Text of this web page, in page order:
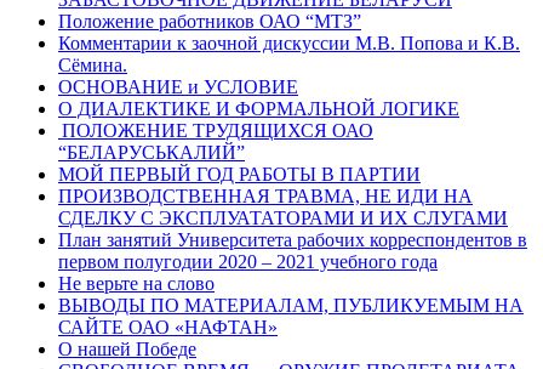
Положение работников ОАО “МТЗ”
Комментарии к заочной дискуссии М.В. Попова и К.В.
Сёмина.
ОСНОВАНИЕ и УСЛОВИЕ
О ДИАЛЕКТИКЕ И ФОРМАЛЬНОЙ ЛОГИКЕ
ПОЛОЖЕНИЕ ТРУДЯЩИХСЯ ОАО
“БЕЛАРУСЬКАЛИЙ”
МОЙ ПЕРВЫЙ ГОД РАБОТЫ В ПАРТИИ
ПРОИЗВОДСТВЕННАЯ ТРАВМА, НЕ ИДИ НА
СДЕЛКУ С ЭКСПЛУАТАТОРАМИ И ИХ СЛУГАМИ
План занятий Университета рабочих корреспондентов в
первом полугодии 2020 – 2021 учебного года
Не верьте на слово
ВЫВОДЫ ПО МАТЕРИАЛАМ, ПУБЛИКУЕМЫМ НА
САЙТЕ ОАО «НАФТАН»
О нашей Победе